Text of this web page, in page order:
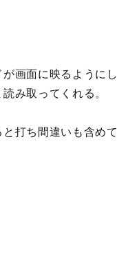
画面に映るようにし
み取ってくれる。
打ち間違いも含めて